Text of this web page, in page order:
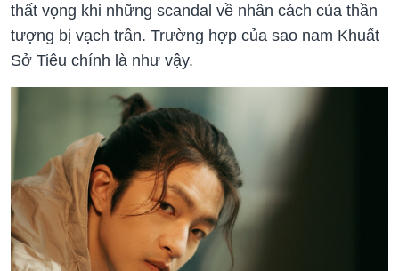
thất vọng khi những scandal về nhân cách của thần
tượng bị vạch trần. Trường hợp của sao nam Khuất
Sở Tiêu chính là như vậy.